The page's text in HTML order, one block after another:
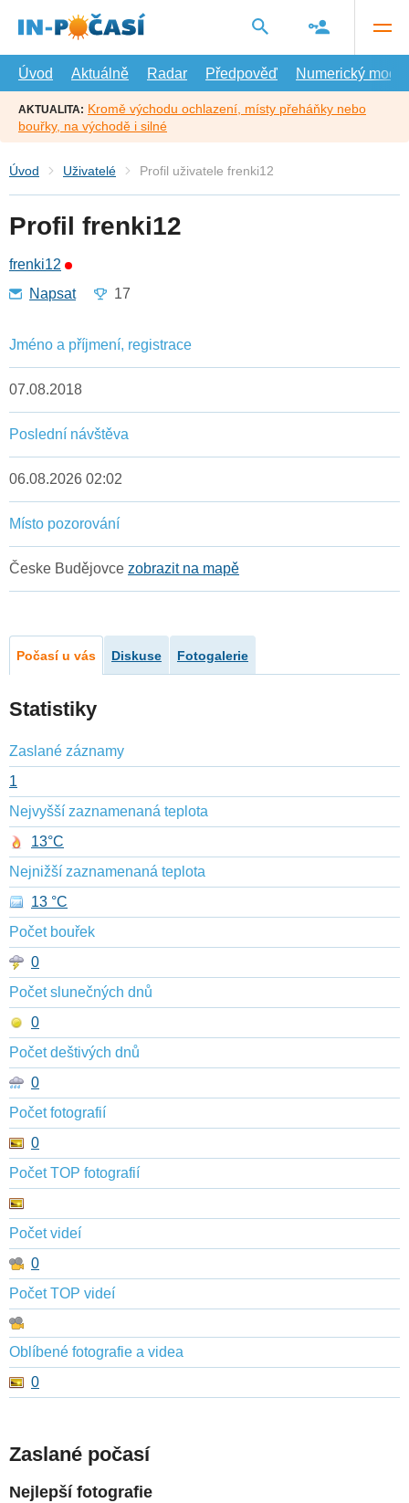
hlavní
Úvod
Aktuálně Radar Předpověď Numerický model
AKTUALITA: Kromě východu ochlazení, místy přeháňky nebo
bouřky, na východě i silné
Úvod Uživatelé Profil uživatele frenki12
Profil frenki12
frenki12
Napsat
17
Jméno a příjmení, registrace
07.08.2018
Poslední návštěva
06.08.2026 02:02
Místo pozorování
Česke Budějovce zobrazit na mapě
Počasí u vás Diskuse Fotogalerie
Statistiky
Zaslané záznamy
1
Nejvyšší zaznamenaná teplota
13°C
Nejnižší zaznamenaná teplota
13 °C
Počet bouřek
0
Počet slunečných dnů
0
Počet deštivých dnů
0
Počet fotografií
0
Počet TOP fotografií
Počet videí
0
Počet TOP videí
Oblíbené fotografie a videa
0
Zaslané počasí
Nejlepší fotografie